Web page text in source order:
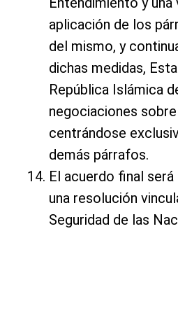
aplicación de los
del mismo, y
dichas medidas,
República Islámica
negociaciones
centrándose
demás párrafos.
El acuerdo final
una resolución
Seguridad de las